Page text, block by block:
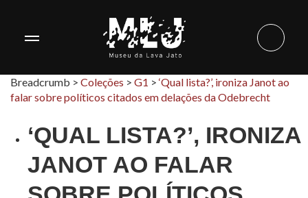
Breadcrumb > Coleções > G1 > ‘Qual lista?’, ironiza Janot ao
falar sobre políticos citados em delações da Odebrecht
‘QUAL LISTA?’, IRONIZA
JANOT AO FALAR